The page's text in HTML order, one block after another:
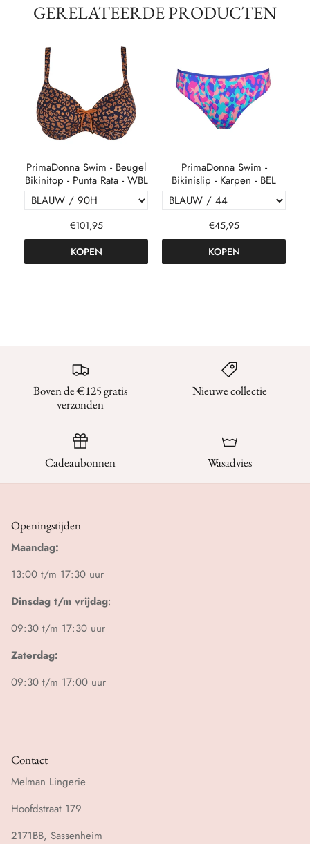
GERELATEERDE PRODUCTEN
PrimaDonna Swim - Beugel
Bikinitop - Punta Rata - WBL
€101,95
KOPEN
PrimaDonna Swim -
Bikinislip - Karpen - BEL
€45,95
KOPEN
Boven de €125 gratis
verzonden
Nieuwe collectie
Cadeaubonnen Wasadvies
Openingstijden
Maandag:
13:00 t/m 17:30 uur
Dinsdag t/m vrijdag:
09:30 t/m 17:30 uur
Zaterdag:
09:30 t/m 17:00 uur
Contact
Melman Lingerie
Hoofdstraat 179
2171BB, Sassenheim